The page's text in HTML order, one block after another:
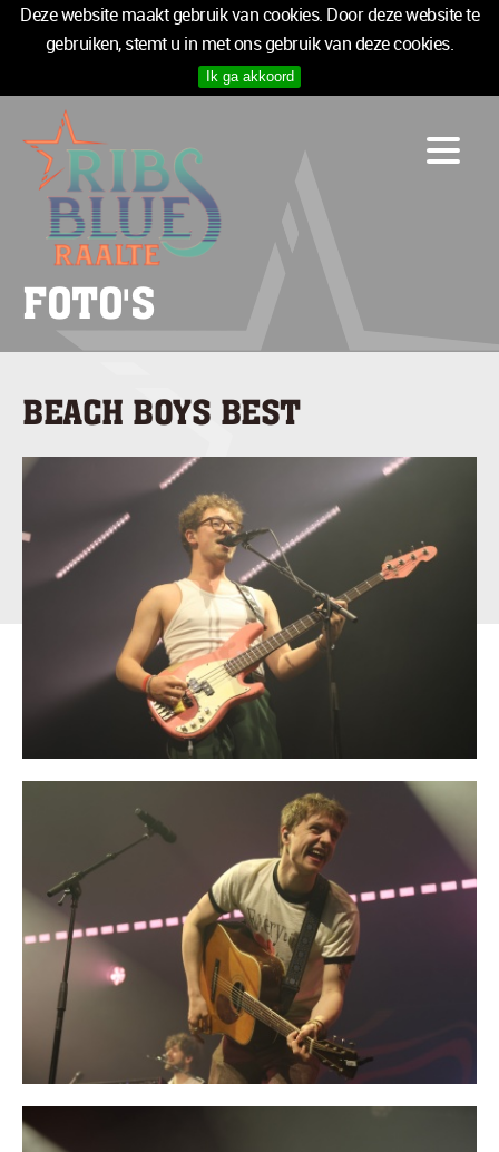
Deze website maakt gebruik van cookies. Door deze website te
gebruiken, stemt u in met ons gebruik van deze cookies.
Ik ga akkoord
PROGRAMMA
LOGIES
INFO
MEDIA
TICKETS
SPONSOREN
TICKETS
FOTO'S
BEACH BOYS BEST